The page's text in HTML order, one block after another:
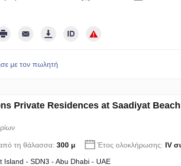
με τον πωλητή
Private Residences at Saadiyat
τη θάλασσα: 300 μ Έτος ολοκλήρωσης: IV
Island - SDN3 - Abu Dhabi - UAE